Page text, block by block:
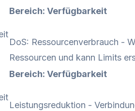
Bereich: Verfügbarkeit
DoS: Ressourcenverbrauch -
Ressourcen und kann Limits
Bereich: Verfügbarkeit
Leistungsreduktion -